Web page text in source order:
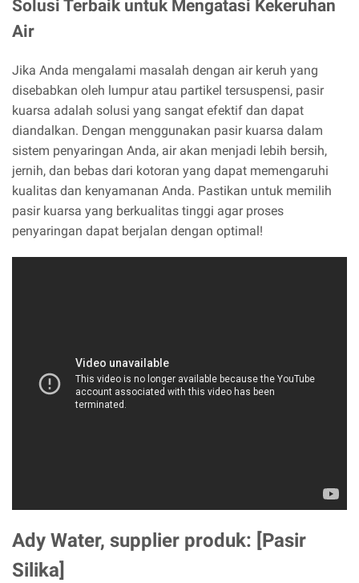
Solusi Terbaik untuk Mengatasi Kekeruhan
Air
Jika Anda mengalami masalah dengan air keruh yang
disebabkan oleh lumpur atau partikel tersuspensi, pasir
kuarsa adalah solusi yang sangat efektif dan dapat
diandalkan. Dengan menggunakan pasir kuarsa dalam
sistem penyaringan Anda, air akan menjadi lebih bersih,
jernih, dan bebas dari kotoran yang dapat memengaruhi
kualitas dan kenyamanan Anda. Pastikan untuk memilih
pasir kuarsa yang berkualitas tinggi agar proses
penyaringan dapat berjalan dengan optimal!
Ady Water, supplier produk: [Pasir
Silika]